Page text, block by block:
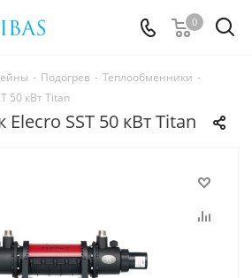
0
- Подогрев - Теплообменники -
50 кВт Titan
SST 50 кВт Titan